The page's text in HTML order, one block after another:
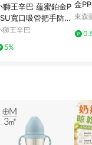
留意。 14. 請
點數回饋資格：
判斷點擊路
務必於訂單
之品項，不符
蹤中斷而無法
POINTS 回
獅王辛巴 蘊蜜鉑金P
寬口吸管把手防脹
奶瓶(360ml)(綠沐)-
用)
獅王辛巴
5%
金
水
東森